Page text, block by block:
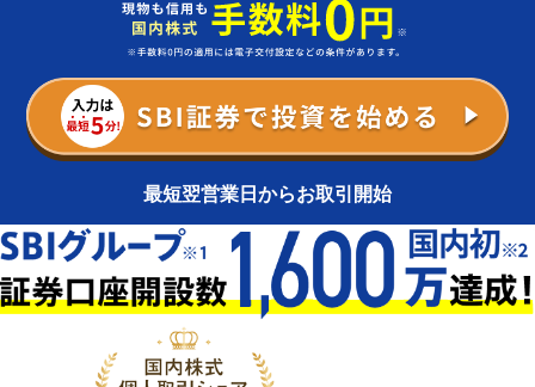
最短翌営業日からお取引開始